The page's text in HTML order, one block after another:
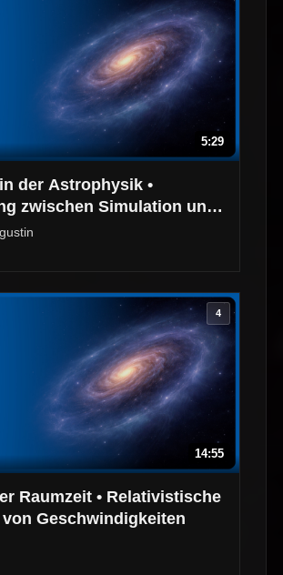
5:29
der Astrophysik •
zwischen Simulation und
4
14:55
Raumzeit • Relativistische
Geschwindigkeiten